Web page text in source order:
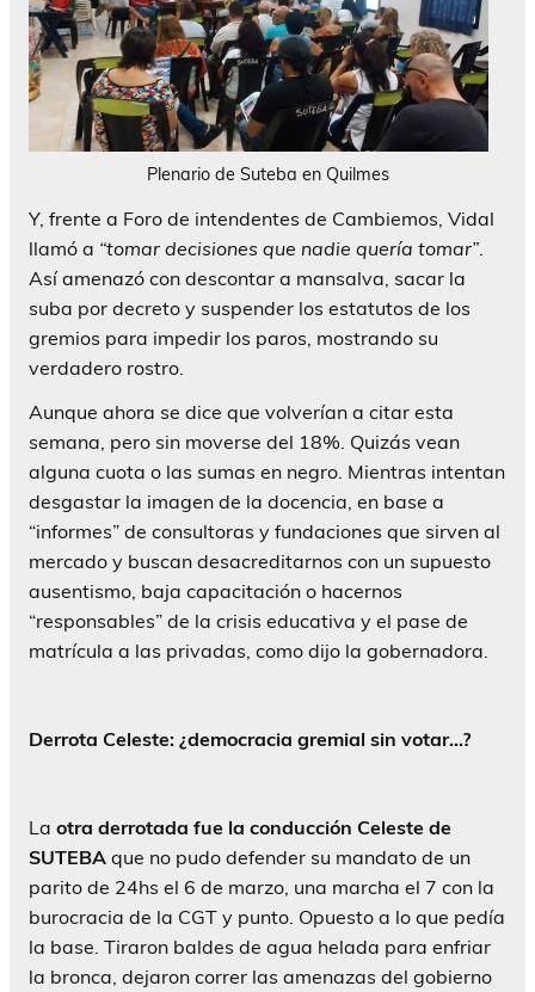
Plenario de Suteba en Quilmes
Y, frente a Foro de intendentes de Cambiemos, Vidal
llamó a “tomar decisiones que nadie quería tomar”.
Así amenazó con descontar a mansalva, sacar la
suba por decreto y suspender los estatutos de los
gremios para impedir los paros, mostrando su
verdadero rostro.
Aunque ahora se dice que volverían a citar esta
semana, pero sin moverse del 18%. Quizás vean
alguna cuota o las sumas en negro. Mientras intentan
desgastar la imagen de la docencia, en base a
“informes” de consultoras y fundaciones que sirven al
mercado y buscan desacreditarnos con un supuesto
ausentismo, baja capacitación o hacernos
“responsables” de la crisis educativa y el pase de
matrícula a las privadas, como dijo la gobernadora.
Derrota Celeste: ¿democracia gremial sin votar…?
La otra derrotada fue la conducción Celeste de
SUTEBA que no pudo defender su mandato de un
parito de 24hs el 6 de marzo, una marcha el 7 con la
burocracia de la CGT y punto. Opuesto a lo que pedía
la base. Tiraron baldes de agua helada para enfriar
la bronca, dejaron correr las amenazas del gobierno